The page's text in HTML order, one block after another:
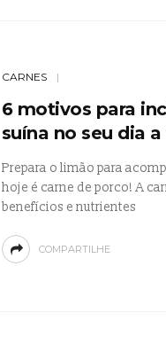
CARNES
6 motivos para
suína no seu dia a
Prepara o limão para
hoje é carne de porco! A
benefícios e nutrientes
COMPARTILHE